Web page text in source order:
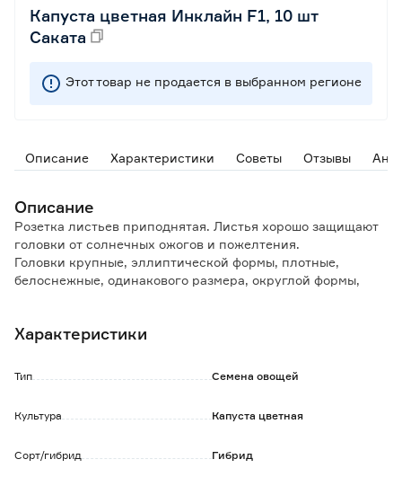
Капуста цветная Инклайн F1, 10 шт
Саката
Этот товар не продается в выбранном регионе
Описание Характеристики Советы Отзывы
Описание
Розетка листьев приподнятая. Листья хорошо защищают
головки от солнечных ожогов и пожелтения.
Головки крупные, эллиптической формы, плотные,
белоснежные, одинакового размера, округлой формы,
капусты, хорошо переносит холод и повышенную
Рекомендован для переработки и заморозки. Вкусовые
Характеристики
Тип Семена овощей
Культура Капуста цветная
Сорт/гибрид Гибрид